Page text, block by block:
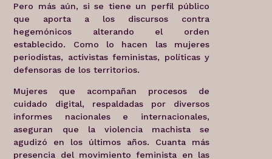
Pero más aún, si se tiene un perfil público
que aporta a los discursos contra
hegemónicos alterando el orden
establecido. Como lo hacen las mujeres
periodistas, activistas feministas, políticas y
defensoras de los territorios.
Mujeres que acompañan procesos de
cuidado digital, respaldadas por diversos
informes nacionales e internacionales,
aseguran que la violencia machista se
agudizó en los últimos años. Cuanta más
presencia del movimiento feminista en las